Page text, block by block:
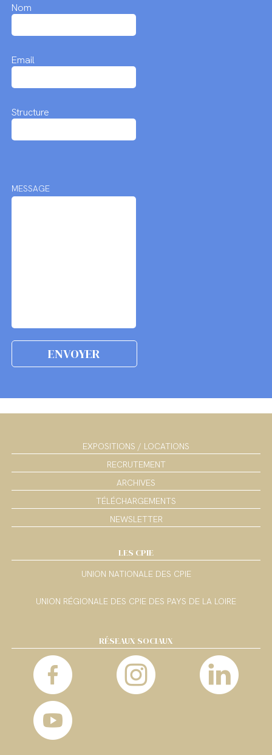
Nom
Email
Structure
MESSAGE
EXPOSITIONS / LOCATIONS
RECRUTEMENT
ARCHIVES
TÉLÉCHARGEMENTS
NEWSLETTER
LES CPIE
UNION NATIONALE DES CPIE
UNION RÉGIONALE DES CPIE DES PAYS DE LA LOIRE
RÉSEAUX SOCIAUX